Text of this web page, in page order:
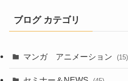
ブログ カテゴリ
マンガ アニメーション (15)